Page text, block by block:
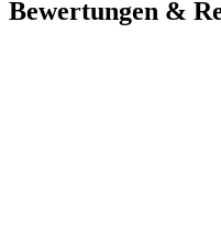
Bewertungen &